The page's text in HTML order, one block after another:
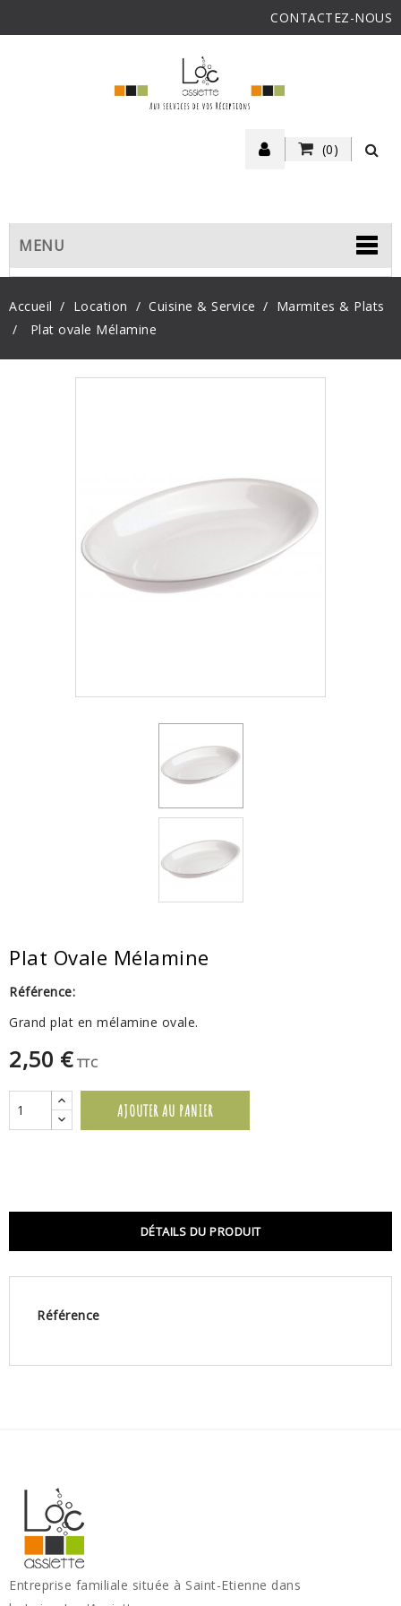
CONTACTEZ-NOUS
(0)
MENU
Accueil Location Cuisine & Service
Marmites & Plats
Plat ovale Mélamine
Plat Ovale Mélamine
Référence:
Grand plat en mélamine ovale.
2,50 € TTC
AJOUTER AU PANIER
DÉTAILS DU PRODUIT
Référence
Entreprise familiale située à Saint-Etienne dans